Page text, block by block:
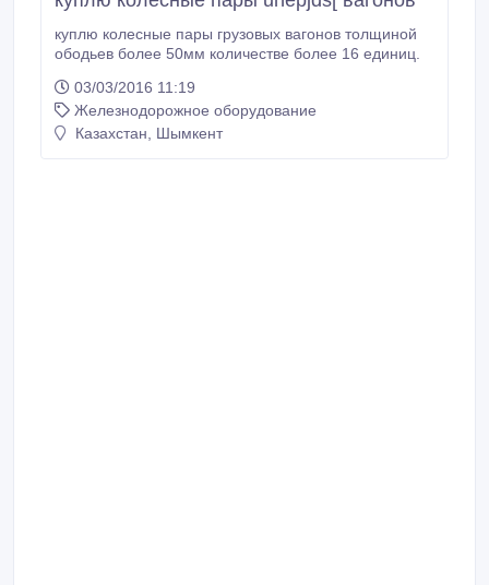
куплю колесные пары грузовых вагонов толщиной
ободьев более 50мм количестве более 16 единиц.
03/03/2016 11:19
Железнодорожное оборудование
Казахстан, Шымкент